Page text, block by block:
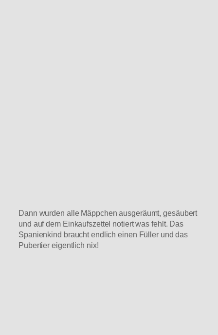
Dann wurden alle Mäppchen ausgeräumt, gesäubert
und auf dem Einkaufszettel notiert was fehlt. Das
Spanienkind braucht endlich einen Füller und das
Pubertier eigentlich nix!